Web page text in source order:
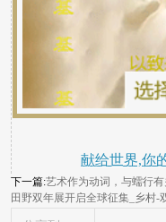
献给世界,你
下一篇:艺术作为动词，与蠕行
田野双年展开启全球征集_乡村-